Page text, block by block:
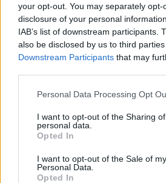
your opt-out. You may separately
disclosure of your personal
IAB’s list of downstream participants.
also be disclosed by us to third
Downstream Participants that may
Personal Data Processing Opt
I want to opt-out of the Sharing
personal data.
Opted In
I want to opt-out of the Sale of my
Personal Data.
Opted In
μιας αίτησης εισόδου στη χώρα.
Παρά την εξέλιξη αυτή, ο
διαθέσιμος για τα επόμενα
στον όμιλο, απέναντι σε
οποία θα διεξαχθούν επί
Η δικαστική διαδικασία που
Ηνωμένο Βασίλειο αναμένεται
επόμενο διάστημα.